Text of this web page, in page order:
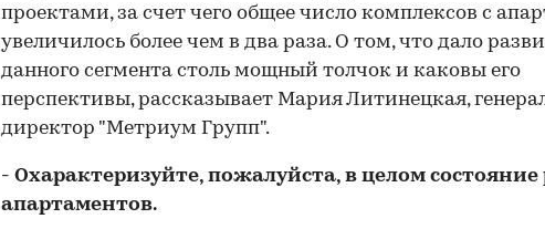
проектами, за счет чего общее число комплексов с
увеличилось более чем в два раза. О том, что дало
данного сегмента столь мощный толчок и каковы его
перспективы, рассказывает Мария Литинецкая,
директор "Метриум Групп".
- Охарактеризуйте, пожалуйста, в целом
апартаментов.